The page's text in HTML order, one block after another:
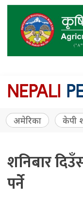
अमेरिका केपी
शनिबार
पर्ने